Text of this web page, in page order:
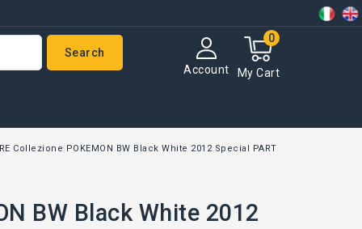
My Cart
0
Account
Search
Collezione POKEMON BW Black White 2012 Special PART
BW Black White 2012